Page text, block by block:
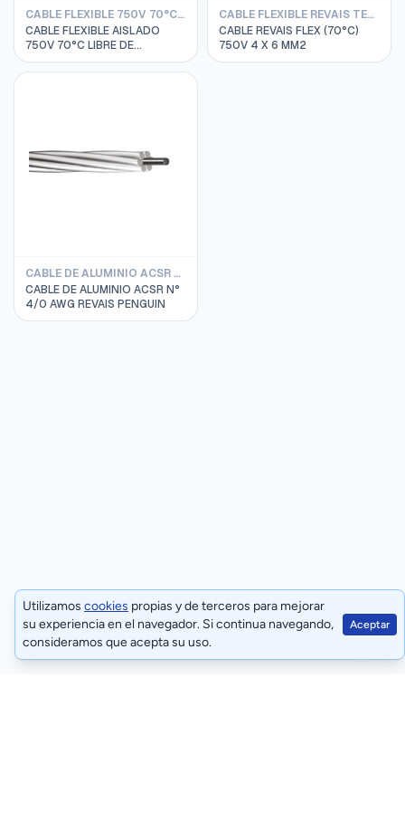
CABLE FLEXIBLE 750V 70°C LIBRE DE HALOGENO REVAIS
CABLE FLEXIBLE AISLADO
750V 70°C LIBRE DE
HALOGENO RIVTOX 1 X
1.5MM2 REVAIS ROJO
CABLE FLEXIBLE REVAIS TETRAPOLAR
CABLE REVAIS FLEX (70°C)
750V 4 X 6 MM2
CABLE DE ALUMINIO ACSR REVAIS
CABLE DE ALUMINIO ACSR N°
4/0 AWG REVAIS PENGUIN
Utilizamos cookies propias y de terceros para mejorar
su experiencia en el navegador. Si continua navegando,
consideramos que acepta su uso.
Aceptar